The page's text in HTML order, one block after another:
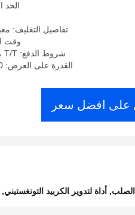
الحد
تفاصيل التغليف:
وقت
شروط الدفع: L/C، T/T، ويسترن يونيون
القدرة على العرض: 100000 قطعة شهريا
على افضل سعر
الصلب, أداة لتدوير الكربيد التونغستيني,